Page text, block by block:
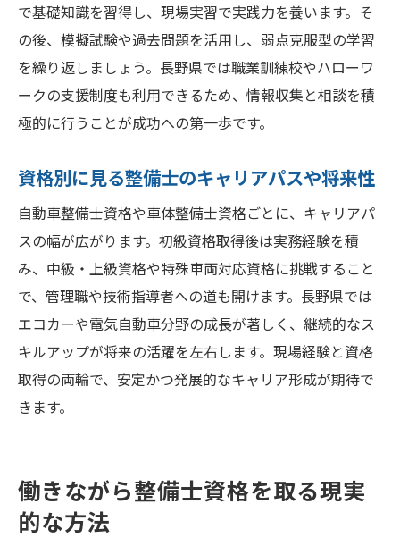
で基礎知識を習得し、現場実習で実践力を養います。そ
の後、模擬試験や過去問題を活用し、弱点克服型の学習
を繰り返しましょう。長野県では職業訓練校やハローワ
ークの支援制度も利用できるため、情報収集と相談を積
極的に行うことが成功への第一歩です。
資格別に見る整備士のキャリアパスや将来性
自動車整備士資格や車体整備士資格ごとに、キャリアパ
スの幅が広がります。初級資格取得後は実務経験を積
み、中級・上級資格や特殊車両対応資格に挑戦すること
で、管理職や技術指導者への道も開けます。長野県では
エコカーや電気自動車分野の成長が著しく、継続的なス
キルアップが将来の活躍を左右します。現場経験と資格
取得の両輪で、安定かつ発展的なキャリア形成が期待で
きます。
働きながら整備士資格を取る現実
的な方法